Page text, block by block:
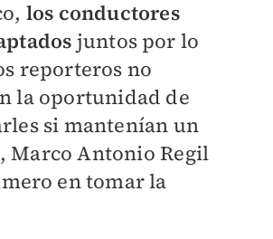
los conductores
juntos por lo
reporteros no
la oportunidad de
si mantenían un
Marco Antonio Regil
en tomar la